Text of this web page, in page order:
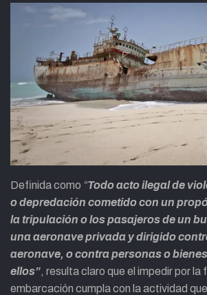
Definida como “Todo acto ilegal de
o depredación cometido con un
la tripulación o los pasajeros de un
una aeronave privada y dirigido
aeronave, o contra personas o
ellos”, resulta claro que el impedir por la
embarcación cumpla con la actividad